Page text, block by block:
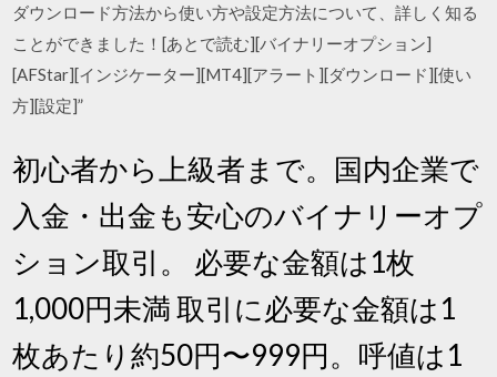
ダウンロード方法から使い方や設定方法について、詳しく知る
ことができました！[あとで読む][バイナリーオプション]
[AFStar][インジケーター][MT4][アラート][ダウンロード][使い
方][設定]”
初心者から上級者まで。国内企業で
入金・出金も安心のバイナリーオプ
ション取引。 必要な金額は1枚
1,000円未満 取引に必要な金額は1
枚あたり約50円〜999円。呼値は1